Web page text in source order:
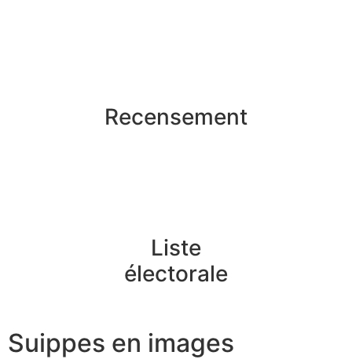
Recensement
Liste
électorale
Suippes en images